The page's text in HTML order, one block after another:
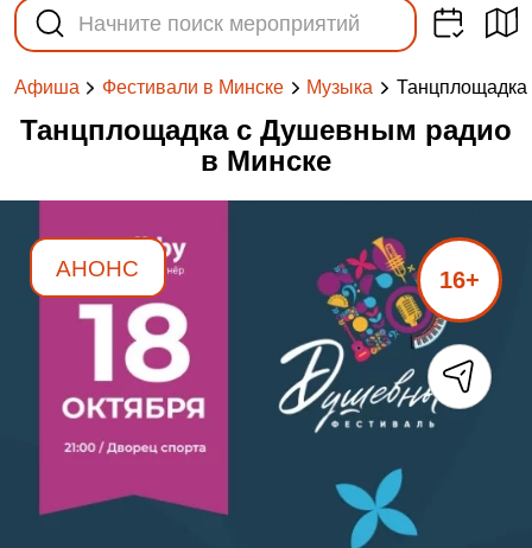
Афиша Фестивали в Минске Музыка
Танцплощадка с Душевным радио
в Минске
АНОНС 16+